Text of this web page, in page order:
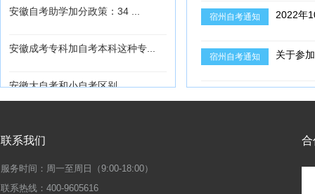
宿州自考通知 2022年
宿州自考通知 关于参
宿州自
安徽自考助学加分政策：34 ...
安徽成考专科加自考本科这种专...
安徽大自考和小自考区别
联系我们
服务时间：周一至周日（9:00-18:00）
联系热线：400-9605616
合